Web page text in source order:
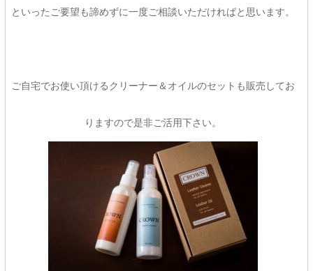
といったご要望も諦めずに一度ご相談いただければと思います。
ご自宅でお使い頂けるクリーナー＆オイルのセットも販売してお
りますので是非ご活用下さい。